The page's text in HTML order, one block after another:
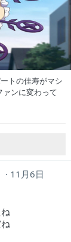
トの佳寿がマシ
ンに変わって
はなくステ
ム終了で縮小
…
1mznsts
11月6日